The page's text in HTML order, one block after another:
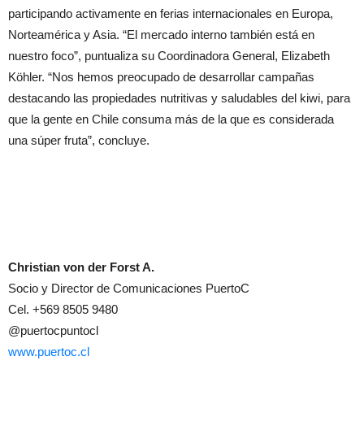
participando activamente en ferias internacionales en Europa,
Norteamérica y Asia. “El mercado interno también está en
nuestro foco”, puntualiza su Coordinadora General, Elizabeth
Köhler. “Nos hemos preocupado de desarrollar campañas
destacando las propiedades nutritivas y saludables del kiwi, para
que la gente en Chile consuma más de la que es considerada
una súper fruta”, concluye.
Christian von der Forst A.
Socio y Director de Comunicaciones PuertoC
Cel. +569 8505 9480
@puertocpuntocl
www.puertoc.cl